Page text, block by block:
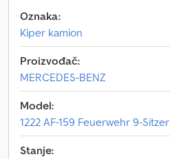
Oznaka:
Kiper kamion
Proizvođač:
MERCEDES-BENZ
Model:
1222 AF-159 Feuerwehr 9-Sitzer
Stanje: